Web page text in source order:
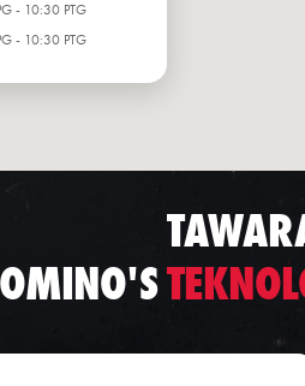
- 10:30 PTG
- 10:30 PTG